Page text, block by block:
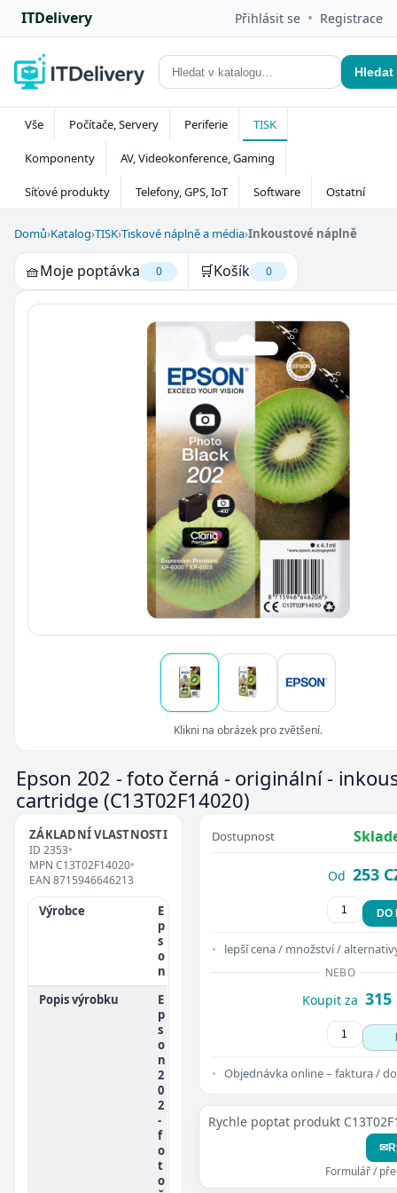
ITDelivery Přihlásit se • Registrace
Hledat
Vše Počítače, Servery Periferie TISK
Komponenty AV, Videokonference, Gaming
Síťové produkty Telefony, GPS, IoT Software Ostatní
Domů›Katalog›TISK›Tiskové náplně a média›Inkoustové náplně
🧺Moje poptávka 0 🛒Košík 0
Klikni na obrázek pro zvětšení.
Epson 202 - foto černá - originální -
cartridge (C13T02F14020)
ZÁKLADNÍ VLASTNOSTI
ID 2353•
MPN C13T02F14020•
EAN 8715946646213
Výrobce
E
p
s
o
n
Popis výrobku
E
p
s
o
n
2
0
2
-
f
o
t
o
Dostupnost
Od 253
DO
lepší cena / množství /
NEBO
Koupit za 315
Objednávka online – faktura /
Rychle poptat produkt
✉
Formulář /